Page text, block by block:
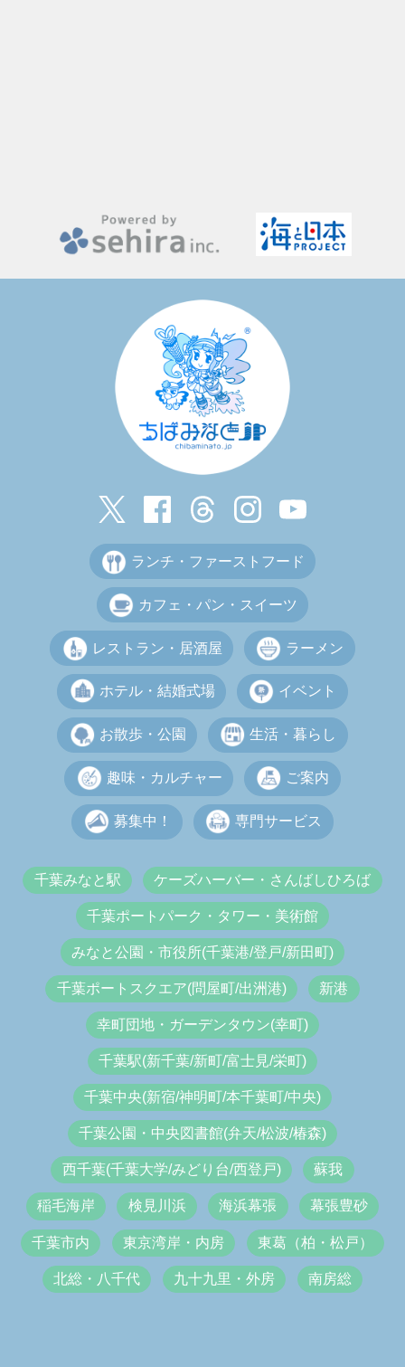
ランチ・ファーストフード
カフェ・パン・スイーツ
レストラン・居酒屋 ラーメン
ホテル・結婚式場 イベント
お散歩・公園 生活・暮らし
趣味・カルチャー ご案内
募集中！ 専門サービス
千葉みなと駅 ケーズハーバー・さんばしひろば
千葉ポートパーク・タワー・美術館
みなと公園・市役所(千葉港/登戸/新田町)
千葉ポートスクエア(問屋町/出洲港) 新港
幸町団地・ガーデンタウン(幸町)
千葉駅(新千葉/新町/富士見/栄町)
千葉中央(新宿/神明町/本千葉町/中央)
千葉公園・中央図書館(弁天/松波/椿森)
西千葉(千葉大学/みどり台/西登戸) 蘇我
稲毛海岸 検見川浜 海浜幕張 幕張豊砂
千葉市内 東京湾岸・内房 東葛（柏・松戸）
北総・八千代 九十九里・外房 南房総